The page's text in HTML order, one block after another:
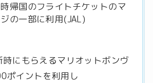
帰国のフライトチケットのマ
の一部に利用(JAL)
時にもらえるマリオットボンヴ
ポイントを利用し